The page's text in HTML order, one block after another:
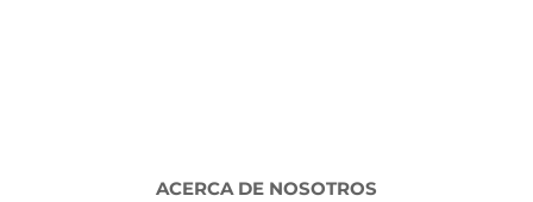
ACERCA DE NOSOTROS